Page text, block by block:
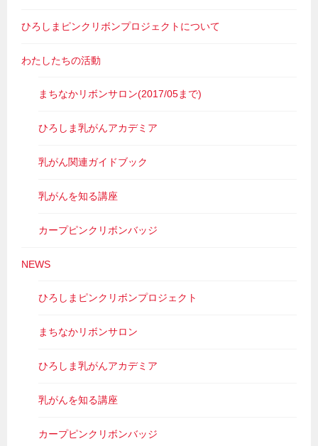
ひろしまピンクリボンプロジェクトについて
わたしたちの活動
まちなかリボンサロン(2017/05まで)
ひろしま乳がんアカデミア
乳がん関連ガイドブック
乳がんを知る講座
カープピンクリボンバッジ
NEWS
ひろしまピンクリボンプロジェクト
まちなかリボンサロン
ひろしま乳がんアカデミア
乳がんを知る講座
カープピンクリボンバッジ